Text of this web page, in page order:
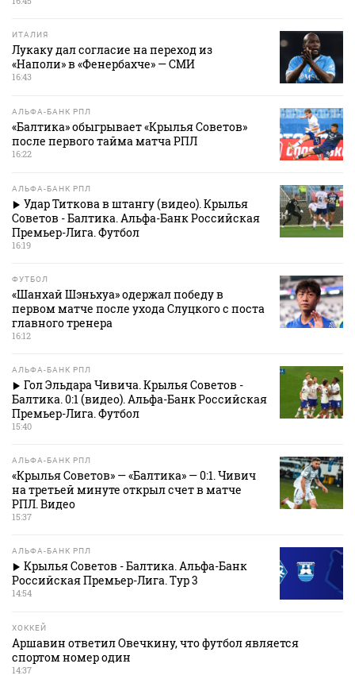
ИТАЛИЯ
Лукаку дал согласие на переход из
«Наполи» в «Фенербахче» — СМИ
16:43
АЛЬФА-БАНК РПЛ
«Балтика» обыгрывает «Крылья Советов»
после первого тайма матча РПЛ
16:22
АЛЬФА-БАНК РПЛ
Удар Титкова в штангу (видео). Крылья
Советов - Балтика. Альфа-Банк Российская
Премьер-Лига. Футбол
16:19
ФУТБОЛ
«Шанхай Шэньхуа» одержал победу в
первом матче после ухода Слуцкого с поста
главного тренера
16:12
АЛЬФА-БАНК РПЛ
Гол Эльдара Чивича. Крылья Советов -
Балтика. 0:1 (видео). Альфа-Банк Российская
Премьер-Лига. Футбол
15:40
АЛЬФА-БАНК РПЛ
«Крылья Советов» — «Балтика» — 0:1. Чивич
на третьей минуте открыл счет в матче
РПЛ. Видео
15:37
АЛЬФА-БАНК РПЛ
Крылья Советов - Балтика. Альфа-Банк
Российская Премьер-Лига. Тур 3
14:54
ХОККЕЙ
Аршавин ответил Овечкину, что футбол является
спортом номер один
14:37